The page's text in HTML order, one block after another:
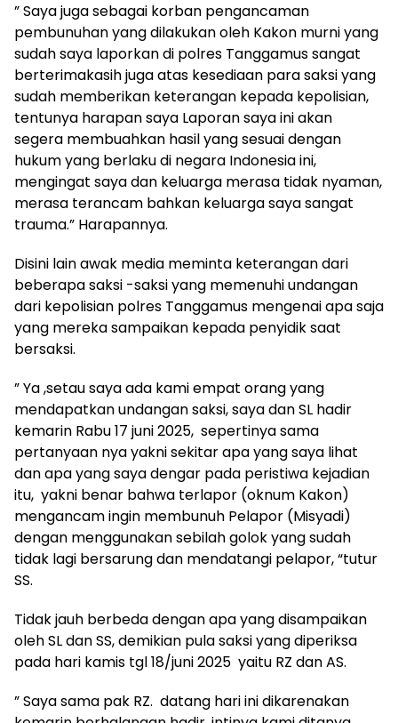
” Saya juga sebagai korban pengancaman
pembunuhan yang dilakukan oleh Kakon murni yang
sudah saya laporkan di polres Tanggamus sangat
berterimakasih juga atas kesediaan para saksi yang
sudah memberikan keterangan kepada kepolisian,
tentunya harapan saya Laporan saya ini akan
segera membuahkan hasil yang sesuai dengan
hukum yang berlaku di negara Indonesia ini,
mengingat saya dan keluarga merasa tidak nyaman,
merasa terancam bahkan keluarga saya sangat
trauma.” Harapannya.
Disini lain awak media meminta keterangan dari
beberapa saksi -saksi yang memenuhi undangan
dari kepolisian polres Tanggamus mengenai apa saja
yang mereka sampaikan kepada penyidik saat
bersaksi.
” Ya ,setau saya ada kami empat orang yang
mendapatkan undangan saksi, saya dan SL hadir
kemarin Rabu 17 juni 2025, sepertinya sama
pertanyaan nya yakni sekitar apa yang saya lihat
dan apa yang saya dengar pada peristiwa kejadian
itu, yakni benar bahwa terlapor (oknum Kakon)
mengancam ingin membunuh Pelapor (Misyadi)
dengan menggunakan sebilah golok yang sudah
tidak lagi bersarung dan mendatangi pelapor, “tutur
SS.
Tidak jauh berbeda dengan apa yang disampaikan
oleh SL dan SS, demikian pula saksi yang diperiksa
pada hari kamis tgl 18/juni 2025 yaitu RZ dan AS.
” Saya sama pak RZ. datang hari ini dikarenakan